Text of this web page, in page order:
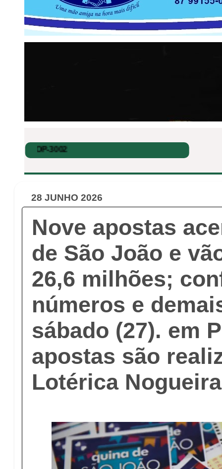
28 JUNHO 2026
Nove apostas
de São João e
26,6 milhões;
números e
sábado (27). em
apostas são
Lotérica Nogueira